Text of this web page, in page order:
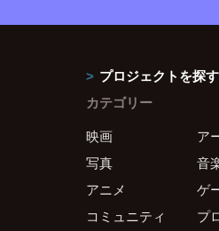
プロジェクトを探す
カテゴリー
映画
ア
写真
音
アニメ
ゲ
コミュニティ
プ